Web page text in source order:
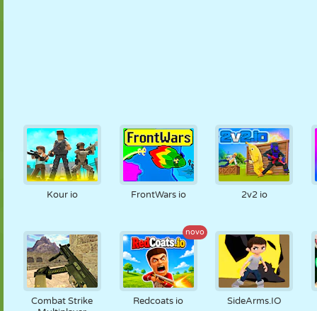
Kour io FrontWars io 2v2 io
Combat Strike
novo
Redcoats io SideArms.IO